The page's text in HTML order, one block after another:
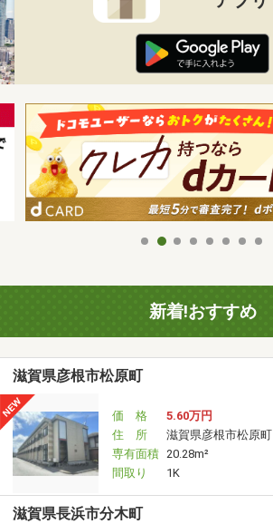
新着!おすすめ
滋賀県彦根市松原町
価 格
5.60万円
住 所
滋賀県彦根市松原町
専有面積 20.28m²
間取り
1K
滋賀県長浜市分木町